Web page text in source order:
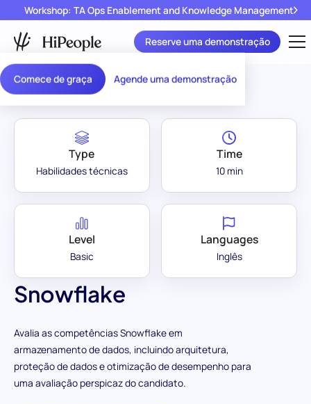
Comece de graça Agende uma demonstração
Workshop: TA Ops Enablement and Knowledge Management
Reserve uma demonstração
Assessment Library
Snowflake
Avalia as competências Snowflake em
armazenamento de dados, incluindo arquitetura,
proteção de dados e otimização de desempenho para
uma avaliação perspicaz do candidato.
Type
Habilidades técnicas
Time
10 min
Level
Basic
Languages
Inglês